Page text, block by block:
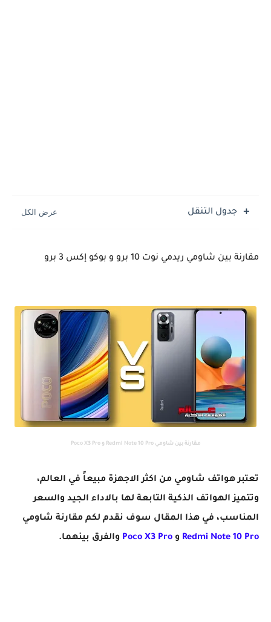
جدول التنقل
مقارنة بين شاومي ريدمي نوت 10 برو و بوكو إكس 3 برو
مقارنة بين شاومي Redmi Note 10 Pro و Poco X3 Pro
تعتبر هواتف شاومي من اكثر الاجهزة مبيعاً في العالم،
وتتميز الهواتف الذكية التابعة لها بالاداء الجيد والسعر
المناسب، في هذا المقال سوف نقدم لكم مقارنة شاومي
Redmi Note 10 Pro و Poco X3 Pro والفرق بينهما.